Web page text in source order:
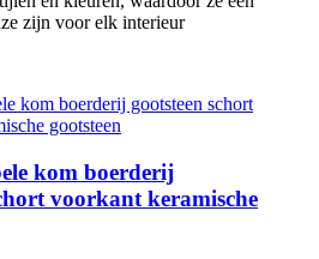
zijn voor elk interieur
kom boerderij
voorkant keramische